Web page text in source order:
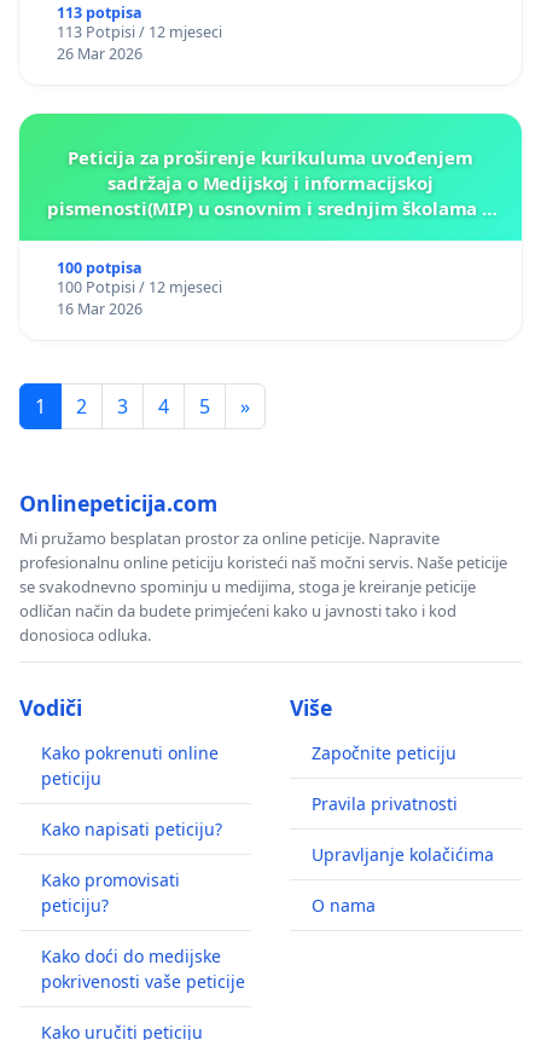
113 potpisa
113 Potpisi / 12 mjeseci
26 Mar 2026
Peticija za proširenje kurikuluma uvođenjem
sadržaja o Medijskoj i informacijskoj
pismenosti(MIP) u osnovnim i srednjim školama u
100 potpisa
100 Potpisi / 12 mjeseci
16 Mar 2026
1 2 3 4 5 »
Onlinepeticija.com
Mi pružamo besplatan prostor za online peticije. Napravite
profesionalnu online peticiju koristeći naš močni servis. Naše peticije
se svakodnevno spominju u medijima, stoga je kreiranje peticije
odličan način da budete primjećeni kako u javnosti tako i kod
donosioca odluka.
Vodiči
Kako pokrenuti online
peticiju
Kako napisati peticiju?
Kako promovisati
peticiju?
Kako doći do medijske
pokrivenosti vaše peticije
Kako uručiti peticiju
Više
Započnite peticiju
Pravila privatnosti
Upravljanje kolačićima
O nama